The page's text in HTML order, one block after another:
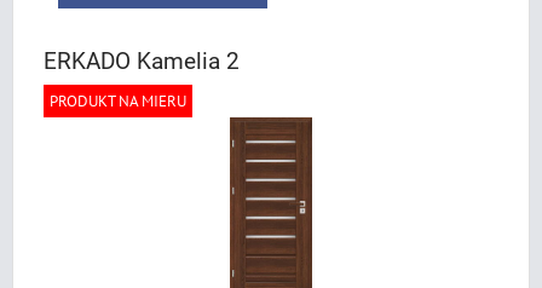
ERKADO Kamelia 2
PRODUKT NA MIERU